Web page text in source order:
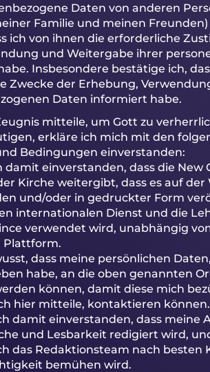
Daten von anderen
Familie und meinen
ich von ihnen die erforderliche
und Weitergabe ihrer
Insbesondere bestätige ich,
Zwecke der Erhebung,
Daten informiert habe.
mitteile, um Gott zu
erkläre ich mich mit den
Bedingungen einverstanden:
damit einverstanden, dass die New
Kirche weitergibt, dass es auf der
und/oder in gedruckter Form
internationalen Dienst und die
verwendet wird, unabhängig
Plattform.
dass meine persönlichen
habe, an die oben genannten
können, damit diese mich
hier mitteile, kontaktieren können.
damit einverstanden, dass meine
und Lesbarkeit redigiert wird,
das Redaktionsteam nach besten
bemühen wird.